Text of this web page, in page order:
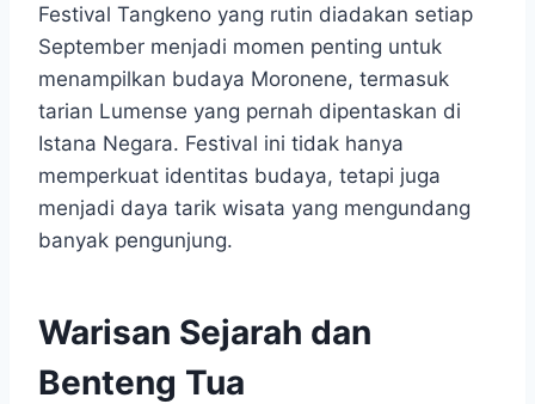
Festival Tangkeno yang rutin diadakan setiap
September menjadi momen penting untuk
menampilkan budaya Moronene, termasuk
tarian Lumense yang pernah dipentaskan di
Istana Negara. Festival ini tidak hanya
memperkuat identitas budaya, tetapi juga
menjadi daya tarik wisata yang mengundang
banyak pengunjung.
Warisan Sejarah dan
Benteng Tua